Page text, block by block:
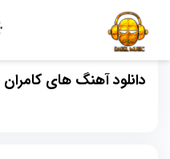
دانلود آهنگ های کامران